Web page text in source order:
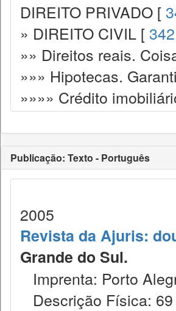
DIREITO PRIVADO [
» DIREITO CIVIL [
»» Direitos reais.
»»» Hipotecas.
»»»» Crédito
Publicação: Texto - Português
2005
Revista da Ajuris:
Grande do Sul.
Imprenta: Porto
Descrição Física: 69